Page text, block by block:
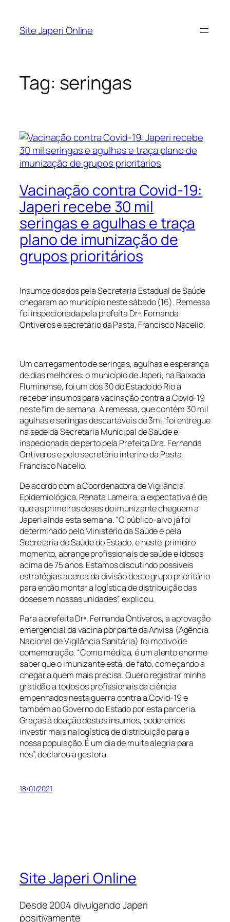
Site Japeri Online
Tag: seringas
Vacinação contra Covid-19:
Japeri recebe 30 mil
seringas e agulhas e traça
plano de imunização de
grupos prioritários
Insumos doados pela Secretaria Estadual de Saúde
chegaram ao município neste sábado (16). Remessa
foi inspecionada pela prefeita Drª. Fernanda
Ontiveros e secretário da Pasta, Francisco Nacelio.
Um carregamento de seringas, agulhas e esperança
de dias melhores: o município de Japeri, na Baixada
Fluminense, foi um dos 30 do Estado do Rio a
receber insumos para vacinação contra a Covid-19
neste fim de semana. A remessa, que contém 30 mil
agulhas e seringas descartáveis de 3ml, foi entregue
na sede da Secretaria Municipal de Saúde e
inspecionada de perto pela Prefeita Dra. Fernanda
Ontiveros e pelo secretário interino da Pasta,
Francisco Nacelio.
De acordo com a Coordenadora de Vigilância
Epidemiológica, Renata Lameira, a expectativa é de
que as primeiras doses do imunizante cheguem a
Japeri ainda esta semana. “O público-alvo já foi
determinado pelo Ministério da Saúde e pela
Secretaria de Saúde do Estado, e neste primeiro
momento, abrange profissionais de saúde e idosos
acima de 75 anos. Estamos discutindo possíveis
estratégias acerca da divisão deste grupo prioritário
para então montar a logística de distribuição das
doses em nossas unidades”, explicou.
Para a prefeita Drª. Fernanda Ontiveros, a aprovação
emergencial da vacina por parte da Anvisa (Agência
Nacional de Vigilância Sanitária) foi motivo de
comemoração. “Como médica, é um alento enorme
saber que o imunizante está, de fato, começando a
chegar a quem mais precisa. Quero registrar minha
gratidão a todos os profissionais da ciência
empenhados nesta guerra contra a Covid-19 e
também ao Governo do Estado por esta parceria.
Graças à doação destes insumos, poderemos
investir mais na logística de distribuição para a
nossa população. É um dia de muita alegria para
nós”, declarou a gestora.
18/01/2021
Site Japeri Online
Desde 2004 divulgando Japeri
positivamente